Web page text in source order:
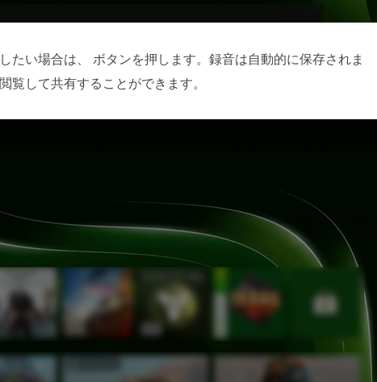
たい場合は、 ボタンを押します。録音は自動的に保存されま
閲覧して共有することができます。